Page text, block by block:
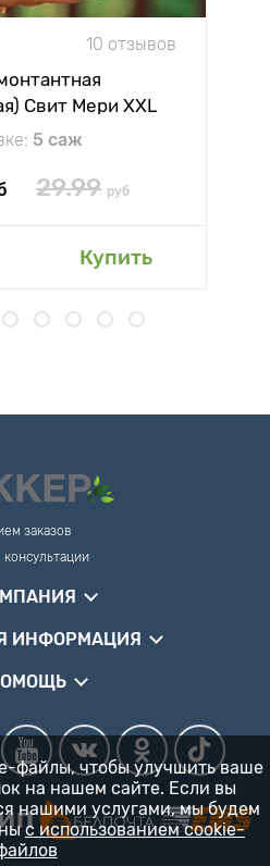
10 отзывов
Свит Мери XXL
5 саж
29.99 руб
Купить
заказов
ИНФОРМАЦИЯ
файлы, чтобы улучшить ваше
на нашем сайте. Если вы
нашими услугами, мы будем
с использованием cookie-